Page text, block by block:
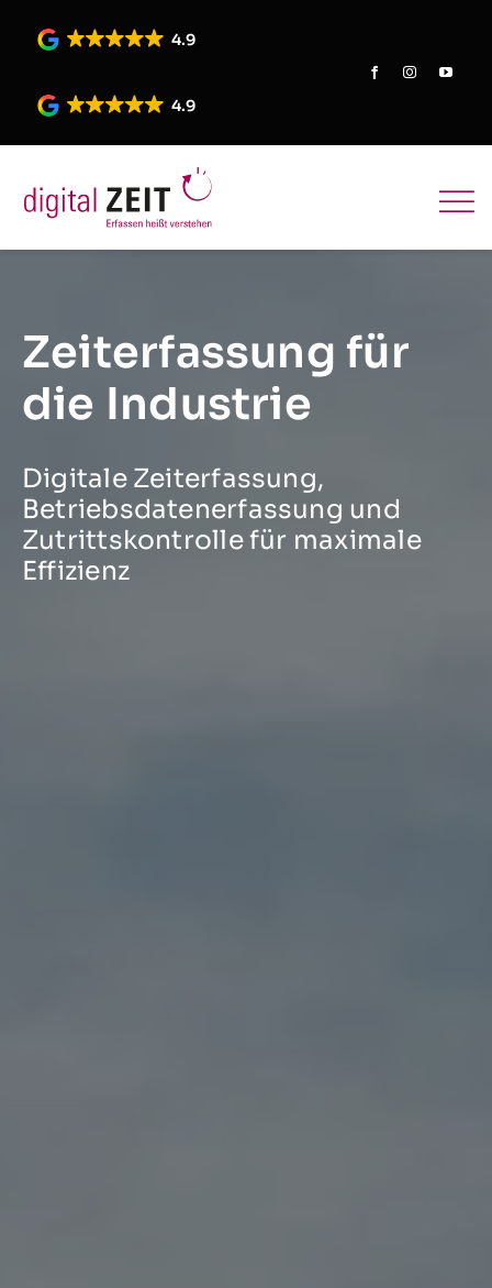
4.9
4.9
Zeiterfassung für
die Industrie
Digitale Zeiterfassung,
Betriebsdatenerfassung und
Zutrittskontrolle für maximale
Effizienz